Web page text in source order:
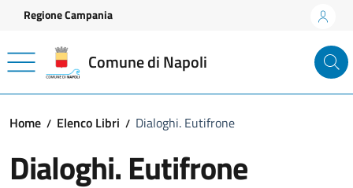
Vai ai contenuti
Vai al footer
Regione Campania
Comune di Napoli
Home Elenco Libri Dialoghi. Eutifrone
Dialoghi. Eutifrone